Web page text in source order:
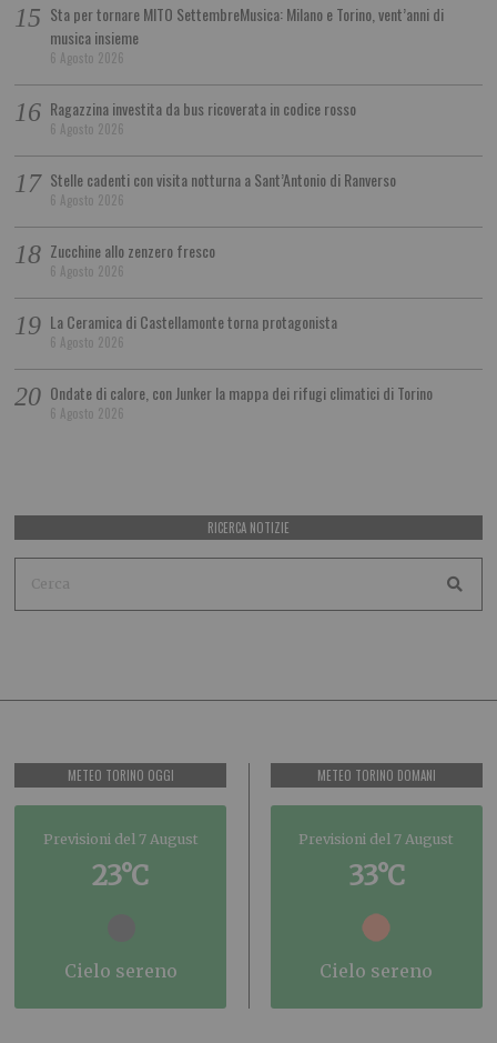
Sta per tornare MITO SettembreMusica: Milano e Torino, vent’anni di
musica insieme
6 Agosto 2026
Ragazzina investita da bus ricoverata in codice rosso
6 Agosto 2026
Stelle cadenti con visita notturna a Sant’Antonio di Ranverso
6 Agosto 2026
Zucchine allo zenzero fresco
6 Agosto 2026
La Ceramica di Castellamonte torna protagonista
6 Agosto 2026
Ondate di calore, con Junker la mappa dei rifugi climatici di Torino
6 Agosto 2026
RICERCA NOTIZIE
METEO TORINO OGGI
Previsioni del 7 August
23°C
cielo sereno
METEO TORINO DOMANI
Previsioni del 7 August
33°C
cielo sereno